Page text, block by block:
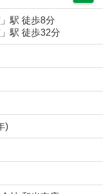
」駅 徒歩8分
」駅 徒歩32分
)